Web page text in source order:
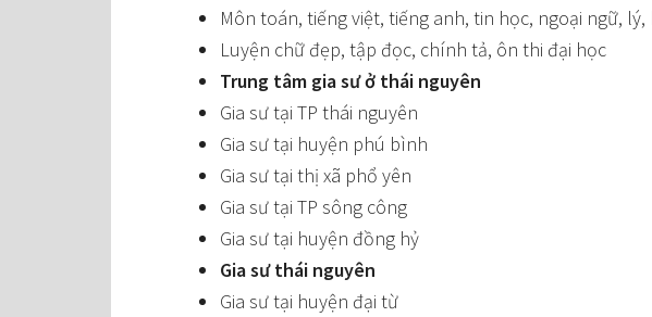
Môn toán, tiếng việt, tiếng anh, tin học, ngoại ngữ,
Luyện chữ đẹp, tập đọc, chính tả, ôn thi đại học
Trung tâm gia sư ở thái nguyên
Gia sư tại TP thái nguyên
Gia sư tại huyện phú bình
Gia sư tại thị xã phổ yên
Gia sư tại TP sông công
Gia sư tại huyện đồng hỷ
Gia sư thái nguyên
Gia sư tại huyện đại từ